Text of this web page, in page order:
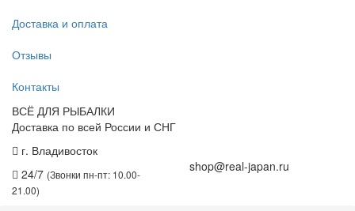
Доставка и оплата
Отзывы
Контакты
ВСЁ ДЛЯ РЫБАЛКИ
Доставка по всей России и СНГ
г. Владивосток
24/7 (Звонки пн-пт: 10.00-
21.00)
shop@real-japan.ru